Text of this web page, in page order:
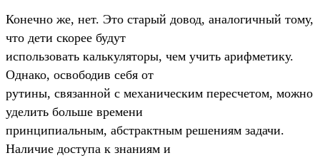
Конечно же, нет. Это старый довод, аналогичный тому,
что дети скорее будут
использовать калькуляторы, чем учить арифметику.
Однако, освободив себя от
рутины, связанной с механическим пересчетом, можно
уделить больше времени
принципиальным, абстрактным решениям задачи.
Наличие доступа к знаниям и